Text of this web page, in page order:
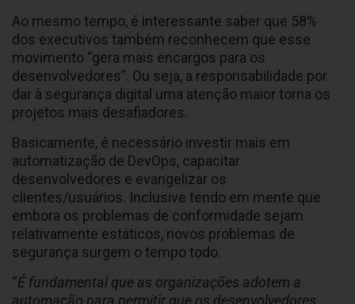
Ao mesmo tempo, é interessante saber que 58%
dos executivos também reconhecem que esse
movimento “gera mais encargos para os
desenvolvedores”. Ou seja, a responsabilidade por
dar à segurança digital uma atenção maior torna os
projetos mais desafiadores.
Basicamente, é necessário investir mais em
automatização de DevOps, capacitar
desenvolvedores e evangelizar os
clientes/usuários. Inclusive tendo em mente que
embora os problemas de conformidade sejam
relativamente estáticos, novos problemas de
segurança surgem o tempo todo.
“É fundamental que as organizações adotem a
automação para permitir que os desenvolvedores